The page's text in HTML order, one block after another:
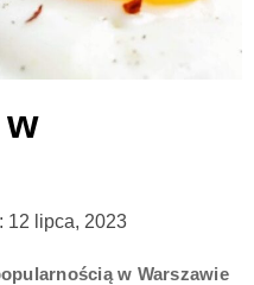
12 lipca, 2023
w Warszawie